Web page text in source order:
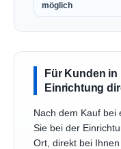
möglich
Für Kunden in
Einrichtung
Nach dem Kauf bei
Sie bei der
Ort, direkt bei